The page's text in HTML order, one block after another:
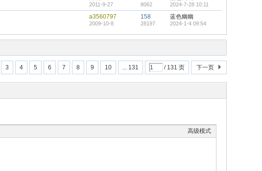
2011-9-27 8062 2024-7-28 10:11
a3560797
2009-10-8
158
28197
蓝色幽幽
2024-1-4 09:54
3 4 5 6 7 8 9 10 ... 131 / 131 页 下一页
高级模式